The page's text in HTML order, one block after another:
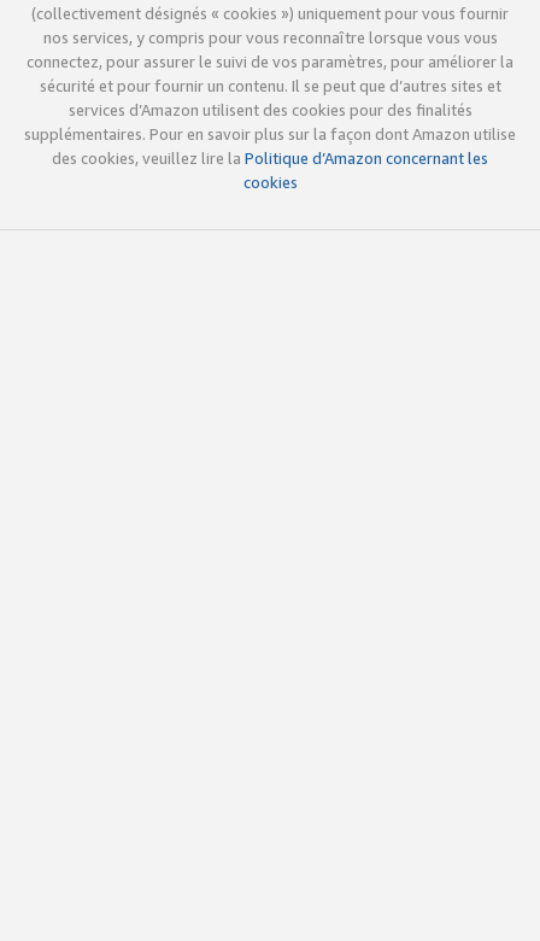
(collectivement désignés « cookies ») uniquement pour vous fournir
nos services, y compris pour vous reconnaître lorsque vous vous
connectez, pour assurer le suivi de vos paramètres, pour améliorer la
sécurité et pour fournir un contenu. Il se peut que d’autres sites et
services d’Amazon utilisent des cookies pour des finalités
supplémentaires. Pour en savoir plus sur la façon dont Amazon utilise
des cookies, veuillez lire la Politique d’Amazon concernant les
cookies